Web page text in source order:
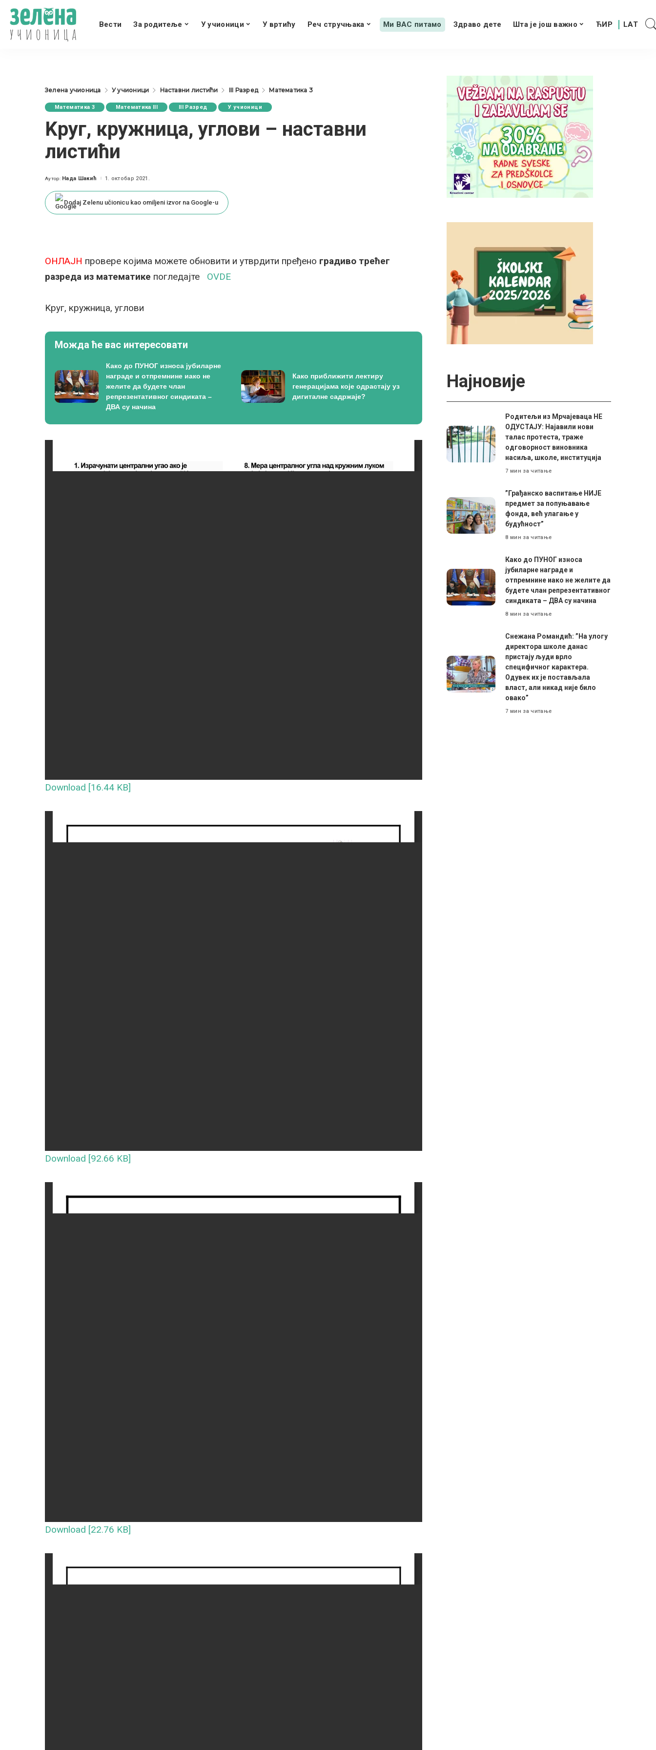
Вести За родитеље У учионици У вртићу Реч стручњака Ми ВАС питамо Здраво дете Шта је још важно
Зелена учионица У учионици Наставни листићи III Разред Математика 3
Математика 3 Математика III III Разред У учионици
Kруг, кружница, углови – наставни
листићи
Posted
Аутор: Нада Шакић 1. октобар 2021.
Dodaj Zelenu učionicu kao omiljeni izvor na Google-u
ОНЛАЈН провере којима можете обновити и утврдити пређено градиво трећег
разреда из математике погледајте OVDE
Kруг, кружница, углови
Можда ће вас интересовати
Како до ПУНОГ износа јубиларне
награде и отпремнине иако не
желите да будете члан
репрезентативног синдиката –
ДВА су начина
Како приближити лектиру
генерацијама које одрастају уз
дигиталне садржаје?
Download [16.44 KB]
Download [92.66 KB]
Download [22.76 KB]
Најновије
Родитељи из Мрчајеваца НЕ
ОДУСТАЈУ: Најавили нови
талас протеста, траже
одговорност виновника
насиља, школе, институција
7 мин за читање
”Грађанско васпитање НИЈЕ
предмет за попуњавање
фонда, већ улагање у
будућност”
8 мин за читање
Како до ПУНОГ износа
јубиларне награде и
отпремнине иако не желите да
будете члан репрезентативног
синдиката – ДВА су начина
8 мин за читање
Снежана Романдић: ”На улогу
директора школе данас
пристају људи врло
специфичног карактера.
Одувек их је постављала
власт, али никад није било
овако”
7 мин за читање